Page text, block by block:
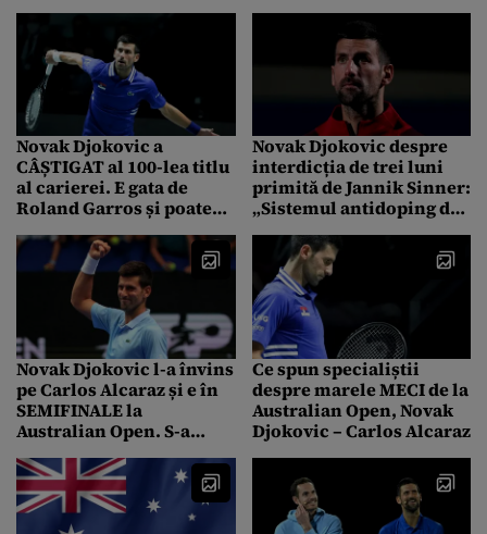
Novak Djokovic a
CÂȘTIGAT al 100-lea titlu
al carierei. E gata de
Roland Garros și poate
mondial
Novak Djokovic despre
interdicția de trei luni
primită de Jannik Sinner:
„Sistemul antidoping din
FAVORITISM”
Novak Djokovic l-a învins
pe Carlos Alcaraz și e în
SEMIFINALE la
Australian Open. S-a
accidentat?
Ce spun specialiștii
despre marele MECI de la
Australian Open, Novak
Djokovic – Carlos Alcaraz